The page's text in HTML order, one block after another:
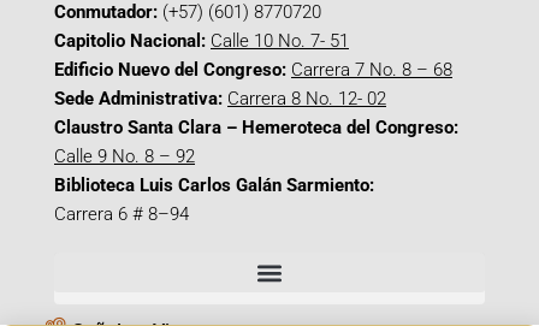
Conmutador: (+57) (601) 8770720
Capitolio Nacional: Calle 10 No. 7- 51
Edificio Nuevo del Congreso: Carrera 7 No. 8 – 68
Sede Administrativa: Carrera 8 No. 12- 02
Claustro Santa Clara – Hemeroteca del Congreso:
Calle 9 No. 8 – 92
Biblioteca Luis Carlos Galán Sarmiento:
Carrera 6 # 8–94